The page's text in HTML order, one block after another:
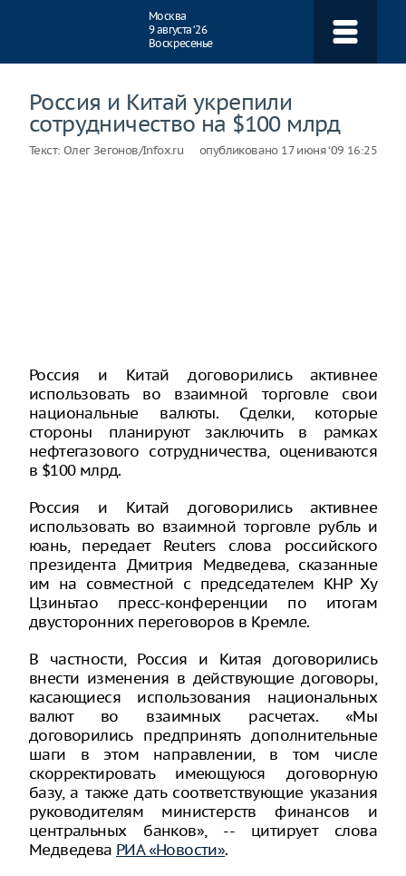
Москва
9 августа ‘26
Воскресенье
Россия и Китай укрепили
сотрудничество на $100 млрд
Текст: Олег Зегонов/Infox.ru опубликовано 17 июня ‘09 16:25
Россия и Китай договорились активнее
использовать во взаимной торговле свои
национальные валюты. Сделки, которые
стороны планируют заключить в рамках
нефтегазового сотрудничества, оцениваются
в $100 млрд.
Россия и Китай договорились активнее
использовать во взаимной торговле рубль и
юань, передает Reuters слова российского
президента Дмитрия Медведева, сказанные
им на совместной с председателем КНР Ху
Цзиньтао пресс-конференции по итогам
двусторонних переговоров в Кремле.
В частности, Россия и Китая договорились
внести изменения в действующие договоры,
касающиеся использования национальных
валют во взаимных расчетах. «Мы
договорились предпринять дополнительные
шаги в этом направлении, в том числе
скорректировать имеющуюся договорную
базу, а также дать соответствующие указания
руководителям министерств финансов и
центральных банков», -- цитирует слова
Медведева РИА «Новости».